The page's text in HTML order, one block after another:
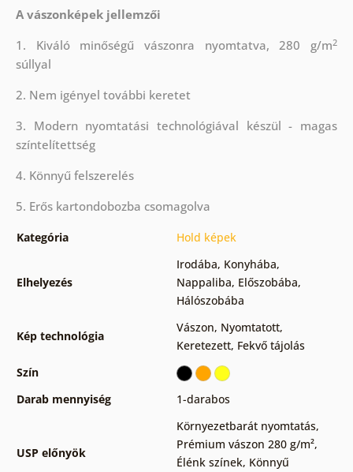
A vászonképek jellemzői
1. Kiváló minőségű vászonra nyomtatva, 280 g/m2
súllyal
2. Nem igényel további keretet
3. Modern nyomtatási technológiával készül - magas
színtelítettség
4. Könnyű felszerelés
5. Erős kartondobozba csomagolva
Kategória Hold képek
Elhelyezés
Irodába, Konyhába,
Nappaliba, Előszobába,
Hálószobába
Kép technológia
Vászon, Nyomtatott,
Keretezett, Fekvő tájolás
Szín
Darab mennyiség
1-darabos
USP előnyök
Környezetbarát nyomtatás,
Prémium vászon 280 g/m²,
Élénk színek, Könnyű